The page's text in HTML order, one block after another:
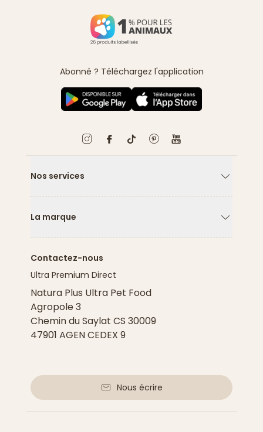
Abonné ? Téléchargez l'application
Nos services
La marque
Contactez-nous
Ultra Premium Direct
Natura Plus Ultra Pet Food
Agropole 3
Chemin du Saylat CS 30009
47901 AGEN CEDEX 9
Nous écrire